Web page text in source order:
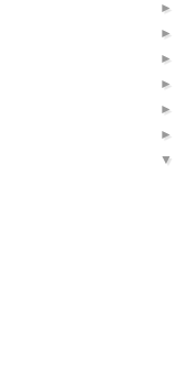
►
►
►
►
►
►
▼